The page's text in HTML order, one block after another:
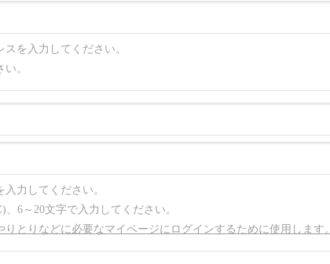
を入力してください。
。
力してください。
6～20文字で入力してください。
とりなどに必要なマイページにログインするために使用します。